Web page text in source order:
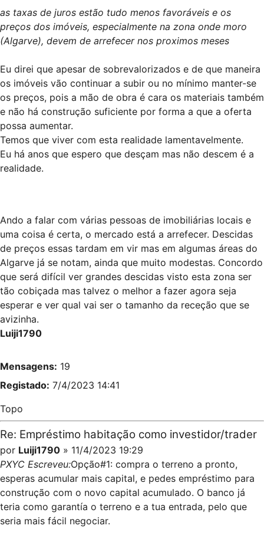
as taxas de juros estão tudo menos favoráveis e os
preços dos imóveis, especialmente na zona onde moro
(Algarve), devem de arrefecer nos proximos meses
Eu direi que apesar de sobrevalorizados e de que maneira
os imóveis vão continuar a subir ou no mínimo manter-se
os preços, pois a mão de obra é cara os materiais também
e não há construção suficiente por forma a que a oferta
possa aumentar.
Temos que viver com esta realidade lamentavelmente.
Eu há anos que espero que desçam mas não descem é a
realidade.
Ando a falar com várias pessoas de imobiliárias locais e
uma coisa é certa, o mercado está a arrefecer. Descidas
de preços essas tardam em vir mas em algumas áreas do
Algarve já se notam, ainda que muito modestas. Concordo
que será difícil ver grandes descidas visto esta zona ser
tão cobiçada mas talvez o melhor a fazer agora seja
esperar e ver qual vai ser o tamanho da receção que se
avizinha.
Luiji1790
Mensagens: 19
Registado: 7/4/2023 14:41
Topo
Re: Empréstimo habitação como investidor/trader
por Luiji1790 » 11/4/2023 19:29
PXYC Escreveu:Opção#1: compra o terreno a pronto,
esperas acumular mais capital, e pedes empréstimo para
construção com o novo capital acumulado. O banco já
teria como garantía o terreno e a tua entrada, pelo que
seria mais fácil negociar.